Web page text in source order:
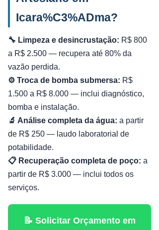
Icara%C3%ADma?
🔧 Limpeza e desincrustação: R$ 800
a R$ 2.500 — recupera até 80% da
vazão perdida.
⚙️ Troca de bomba submersa: R$
1.500 a R$ 8.000 — inclui diagnóstico,
bomba e instalação.
🔬 Análise completa da água: a partir
de R$ 250 — laudo laboratorial de
potabilidade.
📋 Recuperação completa de poço: a
partir de R$ 3.000 — inclui todos os
serviços.
📝 Solicitar Orçamento em